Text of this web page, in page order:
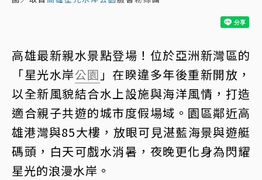
高雄最新親水景點登場！位於亞洲新灣區的
「星光水岸公園 」在睽違多年後重新開放，
以全新風貌結合水上設施與海洋風情，打造
適合親子共遊的城市度假場域。園區鄰近高
雄港灣與85大樓，放眼可見湛藍海景與遊艇
碼頭，白天可戲水消暑，夜晚更化身為閃耀
星光的浪漫水岸。